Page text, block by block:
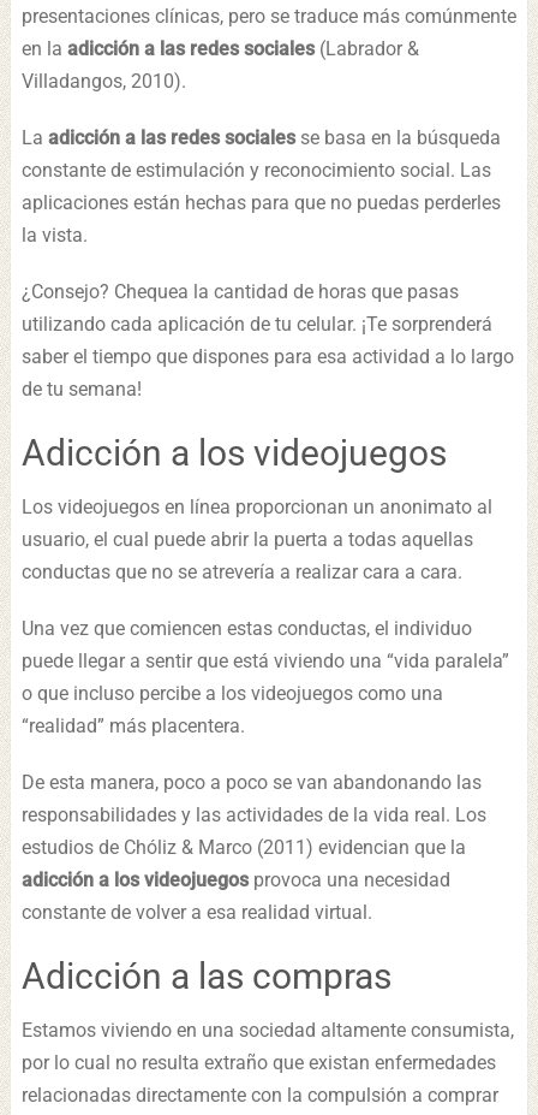
presentaciones clínicas, pero se traduce más comúnmente
en la adicción a las redes sociales(Labrador &
Villadangos, 2010).
La adicción a las redes socialesse basa en la búsqueda
constante de estimulación y reconocimiento social. Las
aplicaciones están hechas para que no puedas perderles
la vista.
¿Consejo? Chequea la cantidad de horas que pasas
utilizando cada aplicación de tu celular. ¡Te sorprenderá
saber el tiempo que dispones para esa actividad a lo largo
de tu semana!
Adicción a los videojuegos
Los videojuegos en línea proporcionan un anonimato al
usuario, el cual puede abrir la puerta a todas aquellas
conductas que no se atrevería a realizar cara a cara.
Una vez que comiencen estas conductas, el individuo
puede llegar a sentir que está viviendo una “vida paralela”
o que incluso percibe a los videojuegos como una
“realidad” más placentera.
De esta manera, poco a poco se van abandonando las
responsabilidades y las actividades de la vida real. Los
estudios de Chóliz & Marco (2011) evidencian que la
adicción a los videojuegosprovoca una necesidad
constante de volver a esa realidad virtual.
Adicción a las compras
Estamos viviendo en una sociedad altamente consumista,
por lo cual no resulta extraño que existan enfermedades
relacionadas directamente con la compulsión a comprar